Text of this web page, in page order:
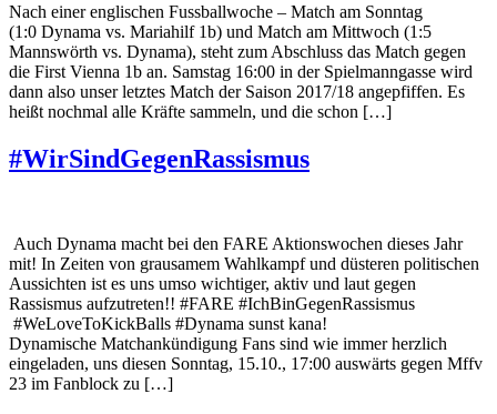
Nach einer englischen Fussballwoche – Match am Sonntag
(1:0 Dynama vs. Mariahilf 1b) und Match am Mittwoch (1:5
Mannswörth vs. Dynama), steht zum Abschluss das Match gegen
die First Vienna 1b an. Samstag 16:00 in der Spielmanngasse wird
dann also unser letztes Match der Saison 2017/18 angepfiffen. Es
heißt nochmal alle Kräfte sammeln, und die schon […]
#WirSindGegenRassismus
Auch Dynama macht bei den FARE Aktionswochen dieses Jahr
mit! In Zeiten von grausamem Wahlkampf und düsteren politischen
Aussichten ist es uns umso wichtiger, aktiv und laut gegen
Rassismus aufzutreten!! #FARE #IchBinGegenRassismus
#WeLoveToKickBalls #Dynama sunst kana!
Dynamische Matchankündigung Fans sind wie immer herzlich
eingeladen, uns diesen Sonntag, 15.10., 17:00 auswärts gegen Mffv
23 im Fanblock zu […]